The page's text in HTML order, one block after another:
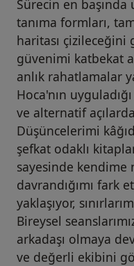
Sürecin en
tanıma formları,
haritası
güvenimi katbekat
anlık rahatlamalar
Hoca'nın
ve alternatif
Düşüncelerimi
şefkat odaklı
sayesinde kendime
davrandığımı fark
yaklaşıyor,
Bireysel
arkadaşı olmaya
ve değerli ekibini